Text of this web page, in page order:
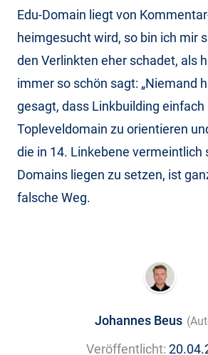
Edu-Domain liegt von
heimgesucht wird, so bin ich mir
den Verlinkten eher schadet, als
immer so schön sagt: „Niemand
gesagt, dass Linkbuilding einfach
Topleveldomain zu orientieren
die in 14. Linkebene vermeintlich
Domains liegen zu setzen, ist
falsche Weg.
Johannes Beus
Veröffentlicht: